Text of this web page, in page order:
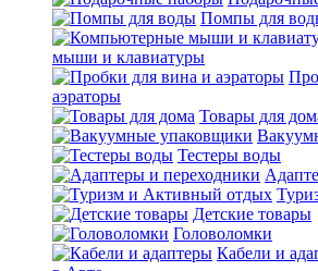
Помпы для
мыши и клавиатуры
аэраторы
Товары для
Тестеры воды
Детские товары
Головоломки
Кабели и